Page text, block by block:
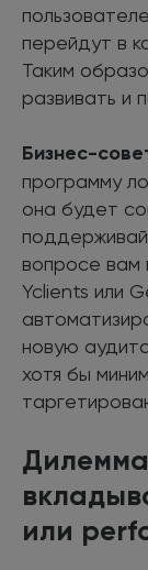
перейдут в
Таким
развивать и
Бизнес-
программу
она будет
вопросе вам
Yclients или
новую
хотя бы
или